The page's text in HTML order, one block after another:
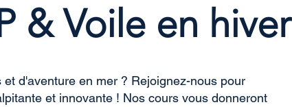
& Voile en hiver
d'aventure en mer ? Rejoignez-nous pour
et innovante ! Nos cours vous donneront